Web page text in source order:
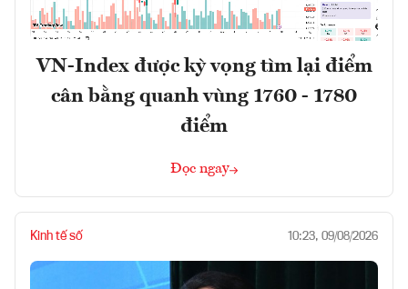
VN-Index được kỳ vọng tìm lại điểm
cân bằng quanh vùng 1760 - 1780
điểm
Đọc ngay
Kinh tế số 10:23, 09/08/2026